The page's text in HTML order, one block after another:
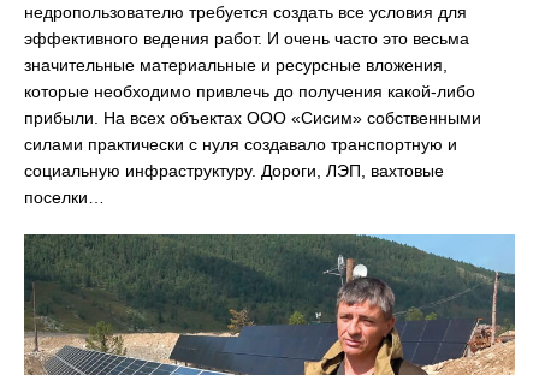
недропользователю требуется создать все условия для
эффективного ведения работ. И очень часто это весьма
значительные материальные и ресурсные вложения,
которые необходимо привлечь до получения какой-либо
прибыли. На всех объектах ООО «Сисим» собственными
силами практически с нуля создавало транспортную и
социальную инфраструктуру. Дороги, ЛЭП, вахтовые
поселки…